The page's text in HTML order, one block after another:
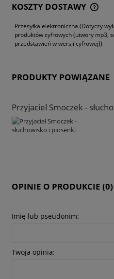
KOSZTY DOSTAWY
CENA NIE ZAWIERA
Przesyłka elektroniczna (Dotyczy
produktów cyfrowych (utwory mp3,
przedstawień w wersji cyfrowej))
PRODUKTY POWIĄZANE
Przyjaciel Smoczek -
OPINIE O PRODUKCIE (0)
Imię lub pseudonim:
Twoja opinia: